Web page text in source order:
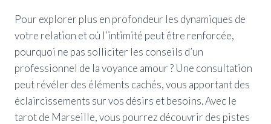
Pour explorer plus en profondeur les dynamiques de
votre relation et où l’intimité peut être renforcée,
pourquoi ne pas solliciter les conseils d’un
professionnel de la voyance amour ? Une consultation
peut révéler des éléments cachés, vous apportant des
éclaircissements sur vos désirs et besoins. Avec le
tarot de Marseille, vous pourrez découvrir des pistes